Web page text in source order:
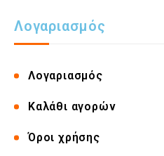
Λογαριασμός
Λογαριασμός
Καλάθι αγορών
Όροι χρήσης